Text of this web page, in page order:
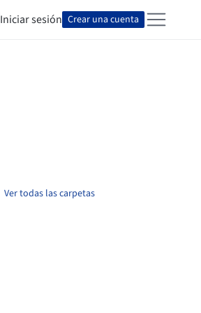
Iniciar sesión Crear una cuenta
Ver todas las carpetas